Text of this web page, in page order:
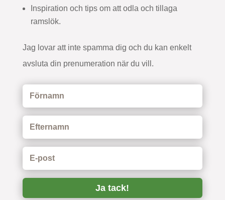
Inspiration och tips om att odla och tillaga
ramslök.
Jag lovar att inte spamma dig och du kan enkelt
avsluta din prenumeration när du vill.
Ja tack!